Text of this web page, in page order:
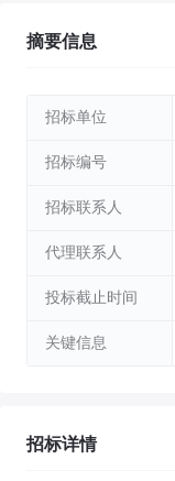
摘要信息
招标单位
招标编号
招标联系人
代理联系人
投标截止时间
关键信息
招标详情